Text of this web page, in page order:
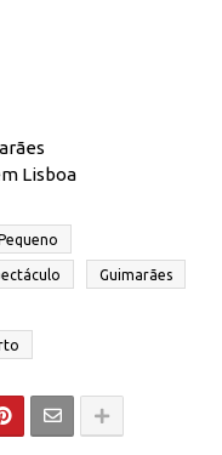
Lisboa
Guimarães